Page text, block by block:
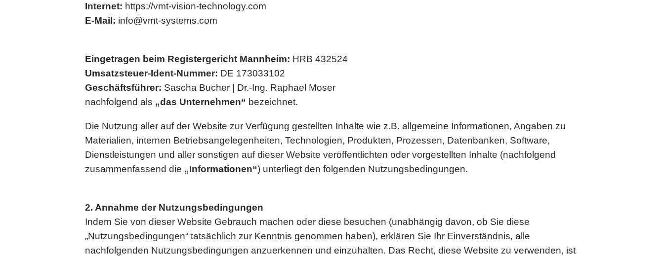
Internet: https://vmt-vision-technology.com
E-Mail: info@vmt-systems.com
Eingetragen beim Registergericht Mannheim: HRB 432524
Umsatzsteuer-Ident-Nummer: DE 173033102
Geschäftsführer: Sascha Bucher | Dr.-Ing. Raphael Moser
nachfolgend als „das Unternehmen“ bezeichnet.
Die Nutzung aller auf der Website zur Verfügung gestellten Inhalte wie z.B. allgemeine Informationen, Angaben zu
Materialien, internen Betriebsangelegenheiten, Technologien, Produkten, Prozessen, Datenbanken, Software,
Dienstleistungen und aller sonstigen auf dieser Website veröffentlichten oder vorgestellten Inhalte (nachfolgend
zusammenfassend die „Informationen“) unterliegt den folgenden Nutzungsbedingungen.
2. Annahme der Nutzungsbedingungen
Indem Sie von dieser Website Gebrauch machen oder diese besuchen (unabhängig davon, ob Sie diese
„Nutzungsbedingungen“ tatsächlich zur Kenntnis genommen haben), erklären Sie Ihr Einverständnis, alle
nachfolgenden Nutzungsbedingungen anzuerkennen und einzuhalten. Das Recht, diese Website zu verwenden, ist